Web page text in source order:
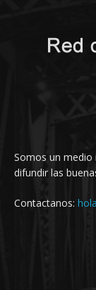
Somos un
difundir las
Contactanos: